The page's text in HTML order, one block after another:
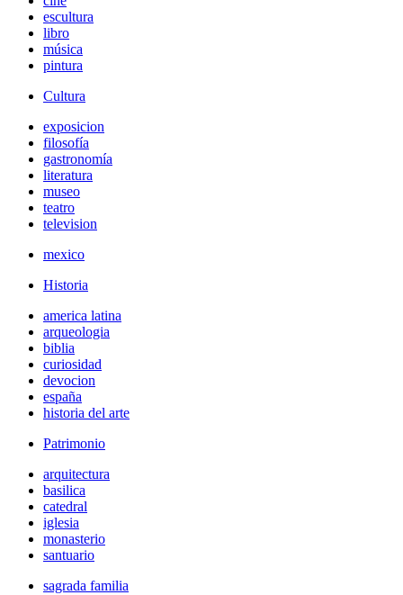
escultura
libro
música
pintura
Cultura
exposicion
filosofía
gastronomía
literatura
museo
teatro
television
mexico
Historia
america latina
arqueologia
biblia
curiosidad
devocion
españa
historia del arte
Patrimonio
arquitectura
basilica
catedral
iglesia
monasterio
santuario
sagrada familia